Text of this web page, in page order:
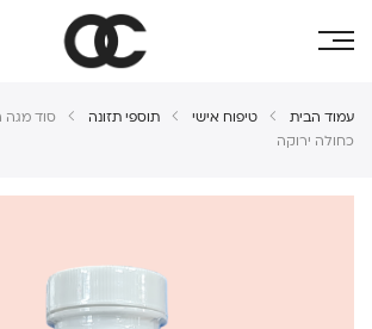
עמוד הבית טיפוח אישי תוספי תזונה
סוד
כחולה ירוקה